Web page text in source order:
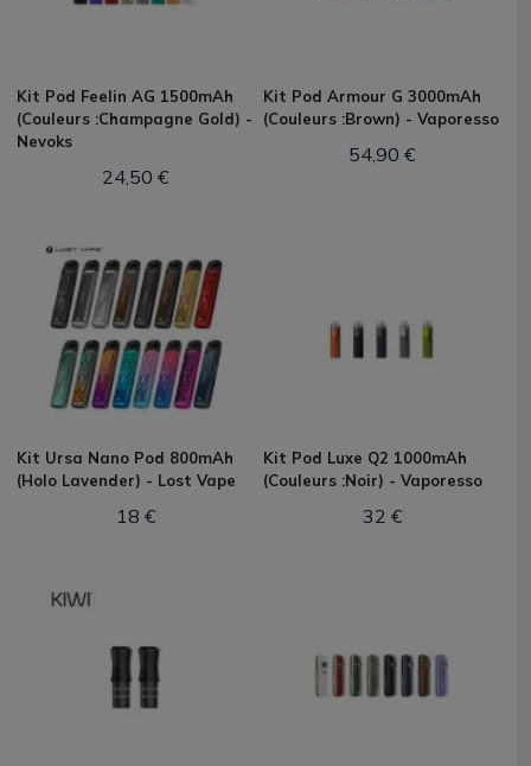
Kit Pod Feelin AG 1500mAh
(Couleurs :Champagne Gold) -
Nevoks
24,50 €
Kit Pod Armour G 3000mAh
(Couleurs :Brown) - Vaporesso
54,90 €
Kit Ursa Nano Pod 800mAh
(Holo Lavender) - Lost Vape
18 €
Kit Pod Luxe Q2 1000mAh
(Couleurs :Noir) - Vaporesso
32 €